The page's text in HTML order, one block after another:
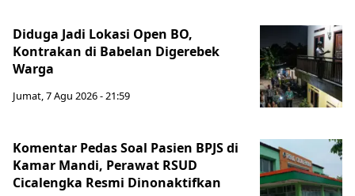
Diduga Jadi Lokasi Open BO,
Kontrakan di Babelan Digerebek
Warga
Jumat, 7 Agu 2026 - 21:59
Komentar Pedas Soal Pasien BPJS di
Kamar Mandi, Perawat RSUD
Cicalengka Resmi Dinonaktifkan